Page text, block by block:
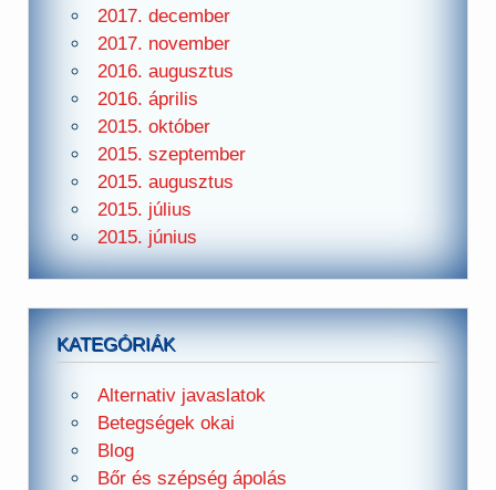
2017. december
2017. november
2016. augusztus
2016. április
2015. október
2015. szeptember
2015. augusztus
2015. július
2015. június
KATEGÓRIÁK
Alternativ javaslatok
Betegségek okai
Blog
Bőr és szépség ápolás